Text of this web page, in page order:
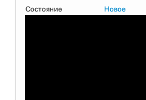
Состояние Новое